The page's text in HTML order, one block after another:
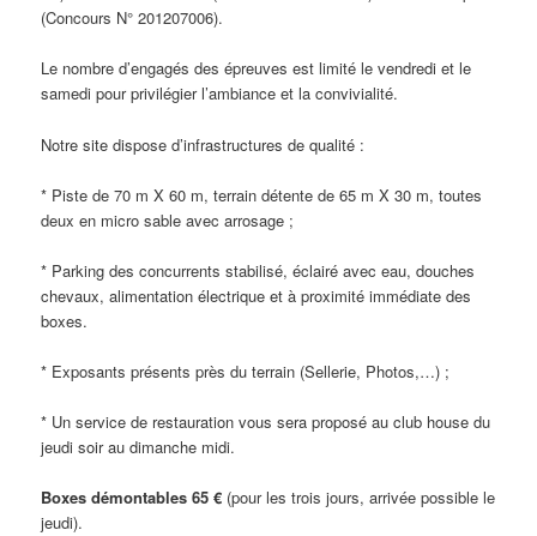
(Concours N° 201207006).
Le nombre d’engagés des épreuves est limité le vendredi et le
samedi pour privilégier l’ambiance et la convivialité.
Notre site dispose d’infrastructures de qualité :
* Piste de 70 m X 60 m, terrain détente de 65 m X 30 m, toutes
deux en micro sable avec arrosage ;
* Parking des concurrents stabilisé, éclairé avec eau, douches
chevaux, alimentation électrique et à proximité immédiate des
boxes.
* Exposants présents près du terrain (Sellerie, Photos,…) ;
* Un service de restauration vous sera proposé au club house du
jeudi soir au dimanche midi.
Boxes démontables 65 € (pour les trois jours, arrivée possible le
jeudi).